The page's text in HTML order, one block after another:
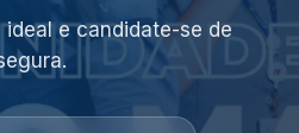
e candidate-se de